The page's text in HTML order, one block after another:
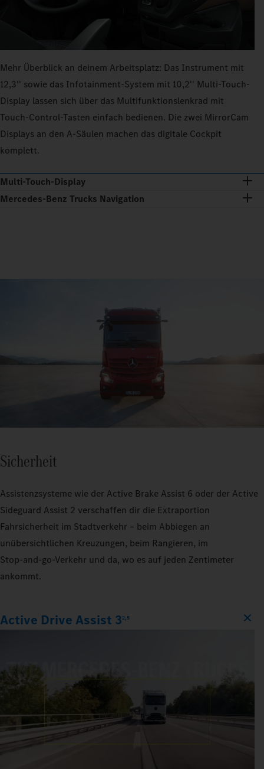
Mehr Überblick an deinem Arbeitsplatz: Das Instrument mit
12,3'' sowie das Infotainment-System mit 10,2'' Multi‑Touch-
Display lassen sich über das Multifunktionslenkrad mit
Touch‑Control-Tasten einfach bedienen. Die zwei MirrorCam
Displays an den A‑Säulen machen das digitale Cockpit
komplett.
Multi-Touch-Display
Mercedes‑Benz Trucks Navigation
Sicherheit
Assistenzsysteme wie der Active Brake Assist 6 oder der Active
Sideguard Assist 2 verschaffen dir die Extraportion
Fahrsicherheit im Stadtverkehr – beim Abbiegen an
unübersichtlichen Kreuzungen, beim Rangieren, im
Stop‑and‑go‑Verkehr und da, wo es auf jeden Zentimeter
ankommt.
Active Drive Assist 32,5